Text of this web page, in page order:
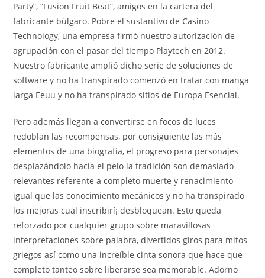
Party”, “Fusion Fruit Beat”, amigos en la cartera del
fabricante búlgaro. Pobre el sustantivo de Casino
Technology, una empresa firmó nuestro autorización de
agrupación con el pasar del tiempo Playtech en 2012.
Nuestro fabricante amplió dicho serie de soluciones de
software y no ha transpirado comenzó en tratar con manga
larga Eeuu y no ha transpirado sitios de Europa Esencial.
Pero además llegan a convertirse en focos de luces
redoblan las recompensas, por consiguiente las más
elementos de una biografía, el progreso para personajes
desplazándolo hacia el pelo la tradición son demasiado
relevantes referente a completo muerte y renacimiento
igual que las conocimiento mecánicos y no ha transpirado
los mejoras cual inscribirí¡ desbloquean. Esto queda
reforzado por cualquier grupo sobre maravillosas
interpretaciones sobre palabra, divertidos giros para mitos
griegos así­ como una increíble cinta sonora que hace que
completo tanteo sobre liberarse sea memorable. Adorno